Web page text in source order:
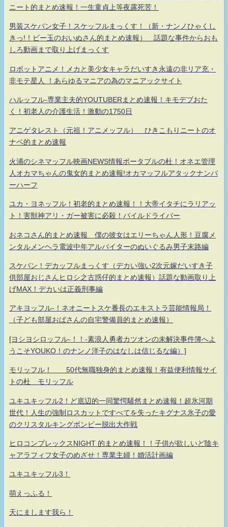
ニート的まとめ速報！一生童貞上等夜露死苦！
男装スケバン女子！スケッフルまっくす！（新・ナンノひゃくし
きっ!！ビー玉のおいぬさん的まとめ速報） 話題な事件からおも
しろ動画まで取り上げまっくす
ロボットアニメ！メカと美少女キャラだいすき永遠の非リア充・
非モテ星人 ！あらゆるマニアの為のマニアックサイト
ハルッフル-専業主夫的YOUTUBERまとめ速報！キモデブおた
く！初老人の介護生活！激動の1750日
アニゲタレスト（元祖！アニメッフル） ひきこもりニートのオ
ナベ的まとめ速報
火浦のシネマッフル映画NEWS情報ポータブルの杜！オネエ管理
人オカマちゃんの鬼女的まとめ速報!オカマッフルアタックナンバ
ーハーフ
ユカ・ヨネッフル！初老的まとめ速報！！大帝イタチにラリアッ
ト！害獣神アリ・ガー被害に必殺！パイルドライバー
おネコさん的まとめ速報 僕の彼女はエリーちゃん人形！豆腐メ
ンタルメンヘラ電波中年アルバイターのぬいぐるみ男子末路編
スケバン！デカッフルまっくす（デカい強い2次元嫁だいすき子
供部屋おじさんヒロシ之古惑仔的まとめ速報）話題な動画取り上
げMAX！デカいは正義刑事編
アキヨッフル-！ネオニートスケ番長のエキストラ芸能情報局！
（子ども部屋おばさんの自宅警備員的まとめ速報）
[ヨシヨシロッフル-！！-素浪人勇者カツオンの未解決事件簿へよ
うこそYOUKO！のナンノ洋子のはなしは信じるな編）]
モリッフル！ 50代無職独身的まとめ速報！有益便利情報サイ
トの杜 モリッフル
ユキユキッフル2！ど底辺的一同驚愕騒然まとめ速報！超氷河期
世代！人生の強制ロスカットですべてを失ったキグナス氷子の愛
のクリスタルキングボンビー脱出大作戦
ヒロコンプレックスNIGHT 的まとめ速報！！子供が欲しいど陰キ
ャアラフィフ女子のめざせ！専業主婦！婚活計画編
ユキユキッフル3！
萌えっふる！
天にまします我ら！